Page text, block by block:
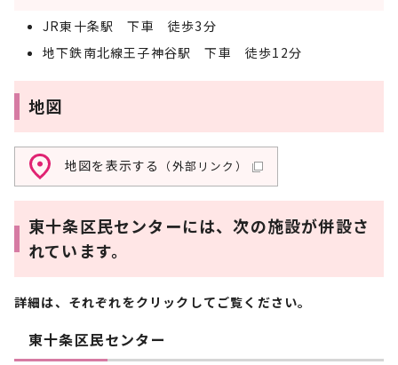
JR東十条駅 下車 徒歩3分
地下鉄南北線王子神谷駅 下車 徒歩12分
地図
地図を表示する （外部リンク）
東十条区民センターには、次の施設が併設さ
れています。
詳細は、それぞれをクリックしてご覧ください。
東十条区民センター